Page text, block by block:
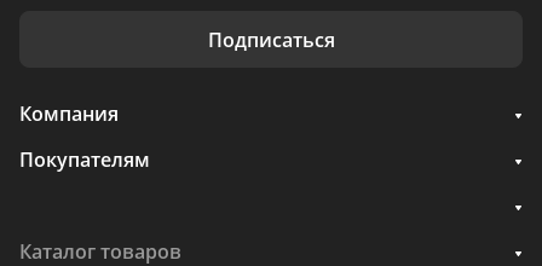
Подписаться
Компания
Покупателям
Каталог товаров